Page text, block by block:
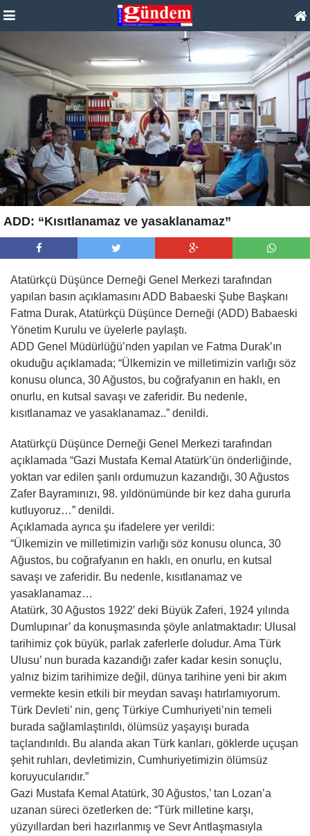
ADD: “Kısıtlanamaz ve yasaklanamaz”
Atatürkçü Düşünce Derneği Genel Merkezi tarafından
yapılan basın açıklamasını ADD Babaeski Şube Başkanı
Fatma Durak, Atatürkçü Düşünce Derneği (ADD) Babaeski
Yönetim Kurulu ve üyelerle paylaştı.
ADD Genel Müdürlüğü’nden yapılan ve Fatma Durak’ın
okuduğu açıklamada; “Ülkemizin ve milletimizin varlığı söz
konusu olunca, 30 Ağustos, bu coğrafyanın en haklı, en
onurlu, en kutsal savaşı ve zaferidir. Bu nedenle,
kısıtlanamaz ve yasaklanamaz..” denildi.
Atatürkçü Düşünce Derneği Genel Merkezi tarafından
açıklamada “Gazi Mustafa Kemal Atatürk’ün önderliğinde,
yoktan var edilen şanlı ordumuzun kazandığı, 30 Ağustos
Zafer Bayramınızı, 98. yıldönümünde bir kez daha gururla
kutluyoruz…” denildi.
Açıklamada ayrıca şu ifadelere yer verildi:
“Ülkemizin ve milletimizin varlığı söz konusu olunca, 30
Ağustos, bu coğrafyanın en haklı, en onurlu, en kutsal
savaşı ve zaferidir. Bu nedenle, kısıtlanamaz ve
yasaklanamaz…
Atatürk, 30 Ağustos 1922′ deki Büyük Zaferi, 1924 yılında
Dumlupınar’ da konuşmasında şöyle anlatmaktadır: Ulusal
tarihimiz çok büyük, parlak zaferlerle doludur. Ama Türk
Ulusu’ nun burada kazandığı zafer kadar kesin sonuçlu,
yalnız bizim tarihimize değil, dünya tarihine yeni bir akım
vermekte kesin etkili bir meydan savaşı hatırlamıyorum.
Türk Devleti’ nin, genç Türkiye Cumhuriyeti’nin temeli
burada sağlamlaştırıldı, ölümsüz yaşayışı burada
taçlandırıldı. Bu alanda akan Türk kanları, göklerde uçuşan
şehit ruhları, devletimizin, Cumhuriyetimizin ölümsüz
koruyucularıdır.”
Gazi Mustafa Kemal Atatürk, 30 Ağustos,’ tan Lozan’a
uzanan süreci özetlerken de: “Türk milletine karşı,
yüzyıllardan beri hazırlanmış ve Sevr Antlaşmasıyla